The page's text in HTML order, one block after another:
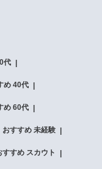
代
め 40代
め 60代
おすすめ 未経験
すめ スカウト